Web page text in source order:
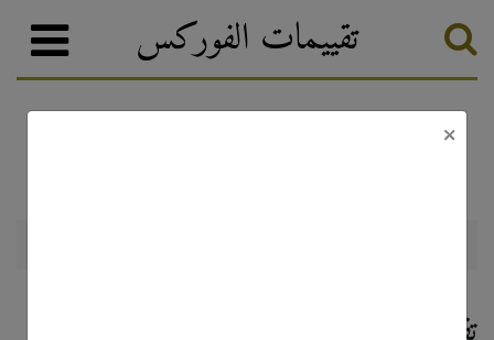
تقييمات الفوركس
×